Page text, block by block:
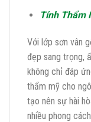
Tính Thẩm
Với lớp sơn vân
đẹp sang trọng,
không chỉ đáp
thẩm mỹ cho
tạo nên sự hài
nhiều phong